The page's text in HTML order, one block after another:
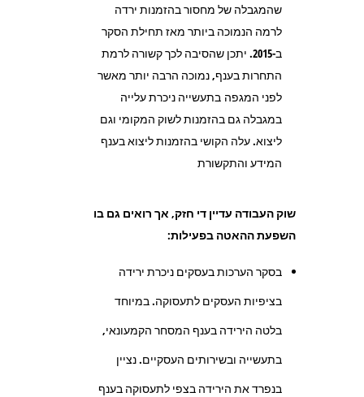
שהמגבלה של מחסור בהזמנות ירדה
לרמה הנמוכה ביותר מאז תחילת הסקר
ב-2015. יתכן שהסיבה לכך קשורה לרמת
התחרות בענף, נמוכה הרבה יותר מאשר
לפני המגפה בתעשייה ניכרת עלייה
במגבלה גם בהזמנות לשוק המקומי וגם
ליצוא. עלה הקושי בהזמנות ליצוא בענף
המידע והתקשורת
שוק העבודה עדיין די חזק, אך רואים גם בו
השפעת ההאטה בפעילות:
בסקר הערכות בעסקים ניכרת ירידה
בציפיות העסקים לתעסוקה. במיוחד
בלטה הירידה בענף המסחר הקמעונאי,
בתעשייה ובשירותים העסקיים. נציין
בנפרד את הירידה בצפי לתעסוקה בענף